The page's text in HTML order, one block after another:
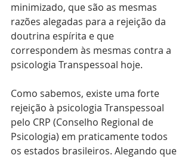
minimizado, que são as mesmas
razões alegadas para a rejeição da
doutrina espírita e que
correspondem às mesmas contra a
psicologia Transpessoal hoje.
Como sabemos, existe uma forte
rejeição à psicologia Transpessoal
pelo CRP (Conselho Regional de
Psicologia) em praticamente todos
os estados brasileiros. Alegando que